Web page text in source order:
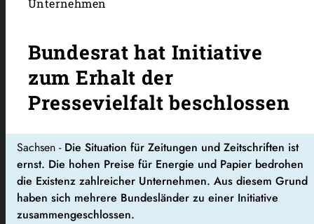
Bundesrat hat Initiative
zum Erhalt der
Pressevielfalt beschlossen
Sachsen - Die Situation für Zeitungen und Zeitschriften ist
ernst. Die hohen Preise für Energie und Papier bedrohen
die Existenz zahlreicher Unternehmen. Aus diesem Grund
haben sich mehrere Bundesländer zu einer Initiative
zusammengeschlossen.